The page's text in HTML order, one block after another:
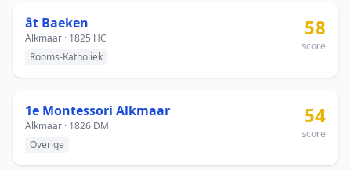
ât Baeken
Alkmaar · 1825 HC
Rooms-Katholiek
58
score
1e Montessori Alkmaar
Alkmaar · 1826 DM
Overige
54
score